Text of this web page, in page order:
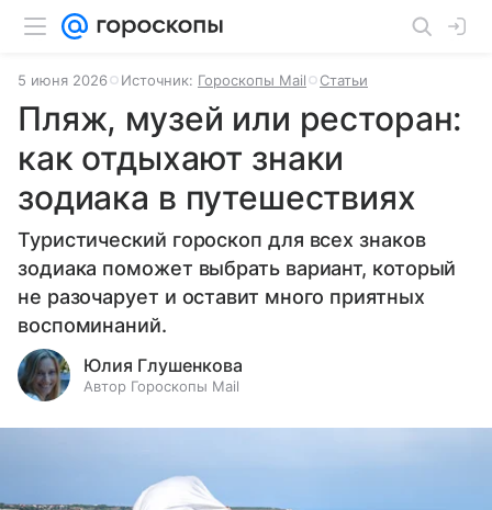
5 июня 2026 Источник: Гороскопы Mail Статьи
Пляж, музей или ресторан:
как отдыхают знаки
зодиака в путешествиях
Туристический гороскоп для всех знаков
зодиака поможет выбрать вариант, который
не разочарует и оставит много приятных
воспоминаний.
Юлия Глушенкова
Автор Гороскопы Mail